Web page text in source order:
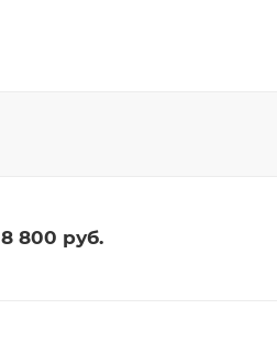
8 800 руб.